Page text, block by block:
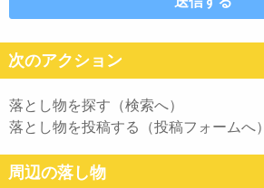
次のアクション
落とし物を探す（検索へ）
落とし物を投稿する（投稿フォームへ）
周辺の落し物